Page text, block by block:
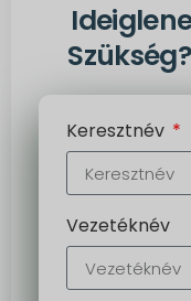
Szükség?
Keresztnév
Vezetéknév